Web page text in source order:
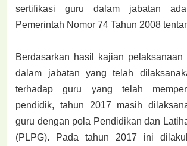
sertifikasiguru dalam jabatan
Pemerintah Nomor 74 Tahun 2008
Berdasarkan hasil kajian pelaksanaan
dalam jabatan yang telah
terhadap guru yang telah
pendidik, tahun 2017 masih
guru dengan pola Pendidikan dan
(PLPG). Padatahun 2017 ini